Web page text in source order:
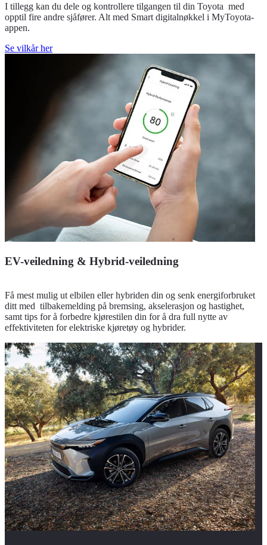
I tillegg kan du dele og kontrollere tilgangen til din Toyota med
opptil fire andre sjåfører. Alt med Smart digitalnøkkel i MyToyota-
appen.
Se vilkår her
EV-veiledning & Hybrid-veiledning
Få mest mulig ut elbilen eller hybriden din og senk energiforbruket
ditt med tilbakemelding på bremsing, akselerasjon og hastighet,
samt tips for å forbedre kjørestilen din for å dra full nytte av
effektiviteten for elektriske kjøretøy og hybrider.